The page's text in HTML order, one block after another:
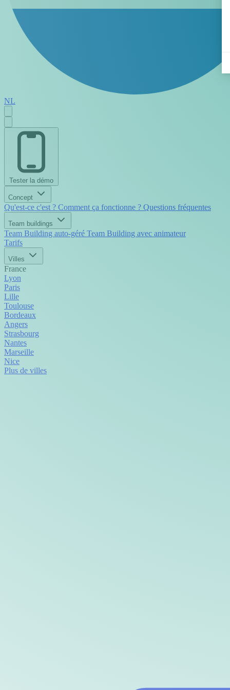
NL
Tester la démo
Concept
Qu'est-ce c'est ? Comment ça fonctionne ? Questions fréquentes
Team buildings
Team Building auto-géré Team Building avec animateur
Tarifs
Villes
France
Lyon
Paris
Lille
Toulouse
Bordeaux
Angers
Strasbourg
Nantes
Marseille
Nice
Plus de villes